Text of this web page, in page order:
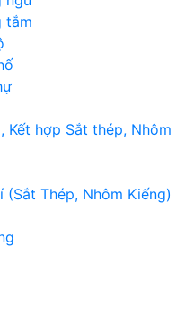
tắm
Kết hợp Sắt thép, Nhôm
(Sắt Thép, Nhôm Kiếng)